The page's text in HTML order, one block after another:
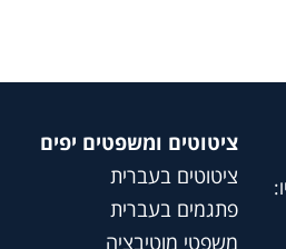
ציטוטים ומשפטים יפים
ציטוטים בעברית
פתגמים בעברית
משפטי מוטיבציה